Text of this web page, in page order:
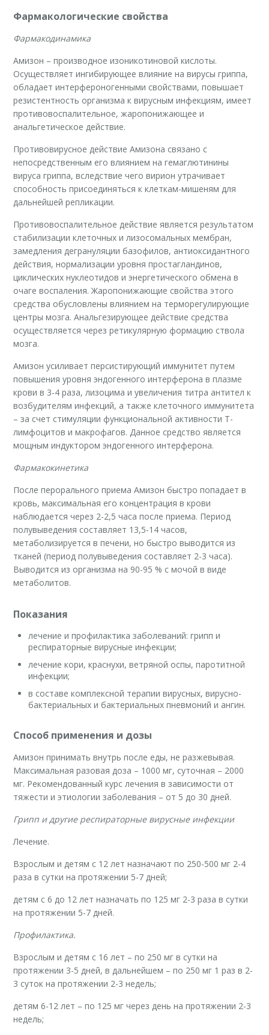
Фармакологические свойства
Фармакодинамика
Амизон – производное изоникотиновой кислоты.
Осуществляет ингибирующее влияние на вирусы гриппа,
обладает интерфероногенными свойствами, повышает
резистентность организма к вирусным инфекциям, имеет
противовоспалительное, жаропонижающее и
анальгетическое действие.
Противовирусное действие Амизона связано с
непосредственным его влиянием на гемаглютинины
вируса гриппа, вследствие чего вирион утрачивает
способность присоединяться к клеткам-мишеням для
дальнейшей репликации.
Противовоспалительное действие является результатом
стабилизации клеточных и лизосомальных мембран,
замедления дегрануляции базофилов, антиоксидантного
действия, нормализации уровня простагландинов,
циклических нуклеотидов и энергетического обмена в
очаге воспаления. Жаропонижающие свойства этого
средства обусловлены влиянием на терморегулирующие
центры мозга. Анальгезирующее действие средства
осуществляется через ретикулярную формацию ствола
мозга.
Амизон усиливает персистирующий иммунитет путем
повышения уровня эндогенного интерферона в плазме
крови в 3-4 раза, лизоцима и увеличения титра антител к
возбудителям инфекций, а также клеточного иммунитета
– за счет стимуляции функциональной активности Т-
лимфоцитов и макрофагов. Данное средство является
мощным индуктором эндогенного интерферона.
Фармакокинетика
После перорального приема Амизон быстро попадает в
кровь, максимальная его концентрация в крови
наблюдается через 2-2,5 часа после приема. Период
полувыведения составляет 13,5-14 часов,
метаболизируется в печени, но быстро выводится из
тканей (период полувыведения составляет 2-3 часа).
Выводится из организма на 90-95 % с мочой в виде
метаболитов.
Показания
лечение и профилактика заболеваний: грипп и
респираторные вирусные инфекции;
лечение кори, краснухи, ветряной оспы, паротитной
инфекции;
в составе комплексной терапии вирусных, вирусно-
бактериальных и бактериальных пневмоний и ангин.
Способ применения и дозы
Амизон принимать внутрь после еды, не разжевывая.
Максимальная разовая доза – 1000 мг, суточная – 2000
мг. Рекомендованный курс лечения в зависимости от
тяжести и этиологии заболевания – от 5 до 30 дней.
Грипп и другие респираторные вирусные инфекции
Лечение.
Взрослым и детям с 12 лет назначают по 250-500 мг 2-4
раза в сутки на протяжении 5-7 дней;
детям с 6 до 12 лет назначать по 125 мг 2-3 раза в сутки
на протяжении 5-7 дней.
Профилактика.
Взрослым и детям с 16 лет – по 250 мг в сутки на
протяжении 3-5 дней, в дальнейшем – по 250 мг 1 раз в 2-
3 суток на протяжении 2-3 недель;
детям 6-12 лет – по 125 мг через день на протяжении 2-3
недель;